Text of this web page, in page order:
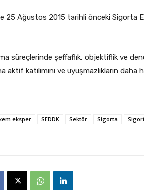
25 Ağustos 2015 tarihli önceki Sigorta
süreçlerinde şeffaflık, objektiflik ve
aktif katılımını ve uyuşmazlıkların daha
eksper SEDDK Sektör Sigorta